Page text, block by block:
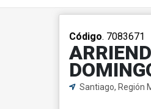
Código. 7083671
Santiago, Región